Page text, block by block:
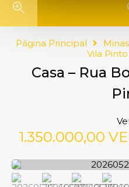
Página Principal
Vila
Casa – Rua
1.350.000,00